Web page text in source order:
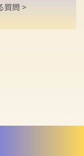
質問 >